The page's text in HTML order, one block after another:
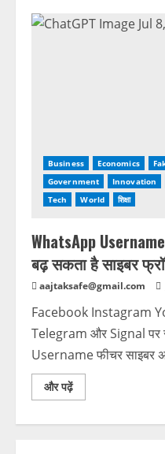
Business Economics
Government
Innovation
Tech
World शिक्षा
WhatsApp
बढ़ सकता है साइबर
aajtaksafe@gmail.com
Facebook Instagram
Telegram और Signal पर
Username फीचर साइबर
और पढ़ें